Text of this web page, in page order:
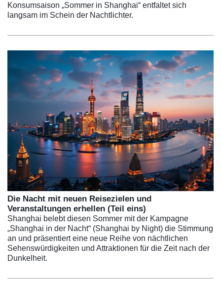
Konsumsaison „Sommer in Shanghai“ entfaltet sich
langsam im Schein der Nachtlichter.
Die Nacht mit neuen Reisezielen und
Veranstaltungen erhellen (Teil eins)
Shanghai belebt diesen Sommer mit der Kampagne
„Shanghai in der Nacht“ (Shanghai by Night) die Stimmung
an und präsentiert eine neue Reihe von nächtlichen
Sehenswürdigkeiten und Attraktionen für die Zeit nach der
Dunkelheit.